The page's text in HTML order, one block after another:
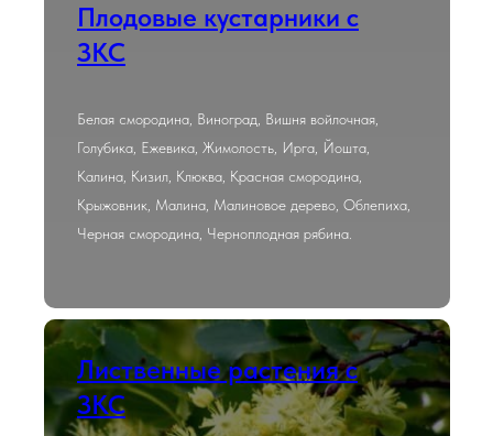
Плодовые кустарники с
ЗКС
Белая смородина, Виноград, Вишня войлочная,
Голубика, Ежевика, Жимолость, Ирга, Йошта,
Калина, Кизил, Клюква, Красная смородина,
Крыжовник, Малина, Малиновое дерево, Облепиха,
Черная смородина, Черноплодная рябина.
Лиственные растения с
ЗКС